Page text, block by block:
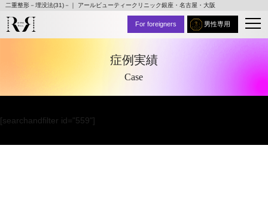
二重整形－埋没法(31)－｜ アールビューティークリニック銀座・名古屋・大阪
男性専用
For foreigners
症例実績
Case
[searchandfilter id="559"]